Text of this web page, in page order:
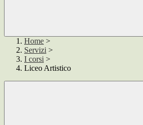
Home >
Servizi >
I corsi >
Liceo Artistico